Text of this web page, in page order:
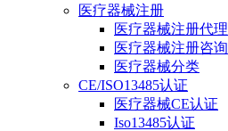
医疗器械注册
医疗器械注册代理
医疗器械注册咨询
医疗器械分类
CE/ISO13485认证
医疗器械CE认证
Iso13485认证